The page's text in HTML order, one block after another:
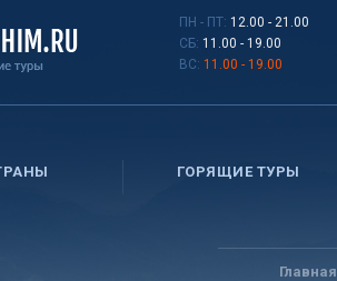
ПН - ПТ: 12.00 - 21.00
СБ: 11.00 - 19.00
ВС: 11.00 - 19.00
ГОРЯЩИЕ ТУРЫ
Главная